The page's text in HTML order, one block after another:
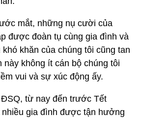
mắt, những nụ cười của
được đoàn tụ cùng gia đình và
khăn của chúng tôi cũng tan
này không ít cán bộ chúng tôi
vui và sự xúc động ấy.
từ nay đến trước Tết
nhiều gia đình được tận hưởng